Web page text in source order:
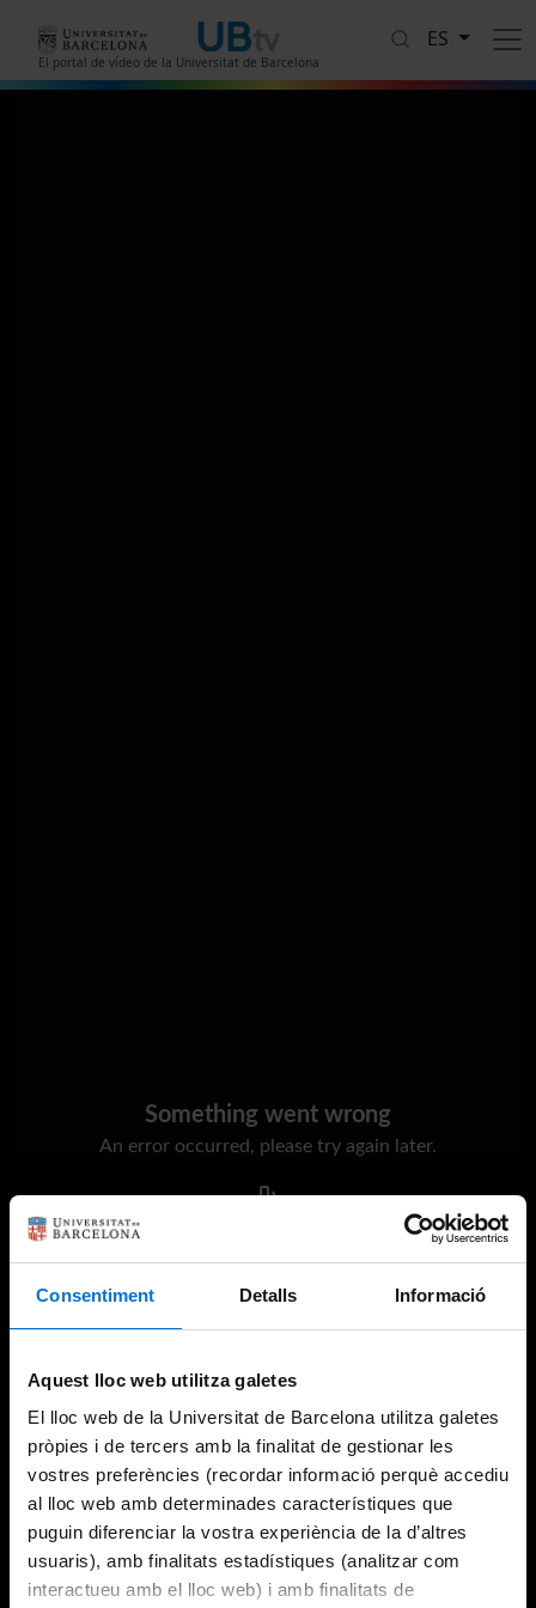
Consentiment Detalls Informació
Aquest lloc web utilitza galetes
El lloc web de la Universitat de Barcelona utilitza galetes
pròpies i de tercers amb la finalitat de gestionar les
vostres preferències (recordar informació perquè accediu
al lloc web amb determinades característiques que
puguin diferenciar la vostra experiència de la d’altres
usuaris), amb finalitats estadístiques (analitzar com
interactueu amb el lloc web) i amb finalitats de
El portal de vídeo de la Universitat de Barcelona
ES
Something went wrong
An error occurred, please try again later.